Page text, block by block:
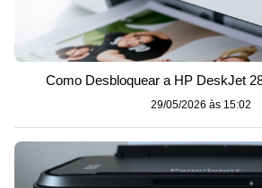
Como Desbloquear a HP DeskJet
29/05/2026 às 15:02